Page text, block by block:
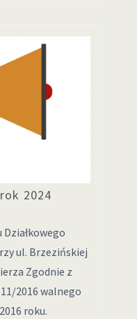
2024
ul. Brzezińskiej
Zgodnie z
2016 walnego
roku.